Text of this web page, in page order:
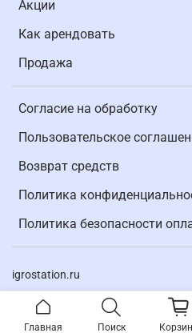
Акции
Как арендовать
Продажа
Согласие на обработку
Пользовательское
Возврат средств
Политика
Политика безопасности
igrostation.ru
Главная Поиск